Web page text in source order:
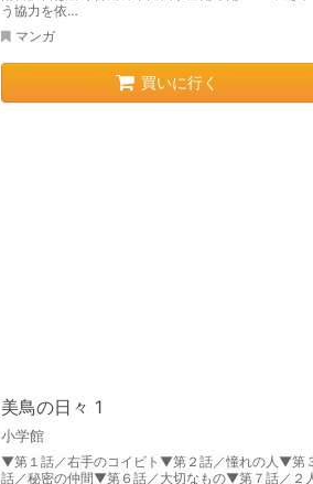
う協力を依…
マンガ
買いに行く
美鳥の日々 1
小学館
▼第１話／右手のコイビト▼第２話／憧れの人▼第
話／秘密の仲間▼第６話／大切なもの▼第７話／２